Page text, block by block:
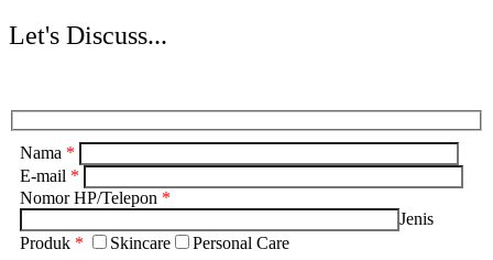
Let's Discuss...
Nama *
E-mail *
Nomor HP/Telepon *
Jenis
Produk * Skincare Personal Care